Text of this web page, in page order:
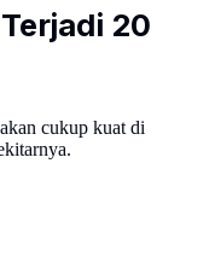
20
cukup kuat di